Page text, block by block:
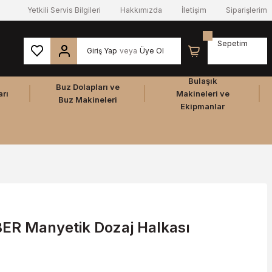
Yetkili Servis Bilgileri Hakkımızda İletişim Siparişlerim
Giriş Yap veya Üye Ol
Sepetim
Buz Dolapları ve
Buz Makineleri
Bulaşık
Makineleri ve
Ekipmanlar
Manyetik Dozaj Halkası